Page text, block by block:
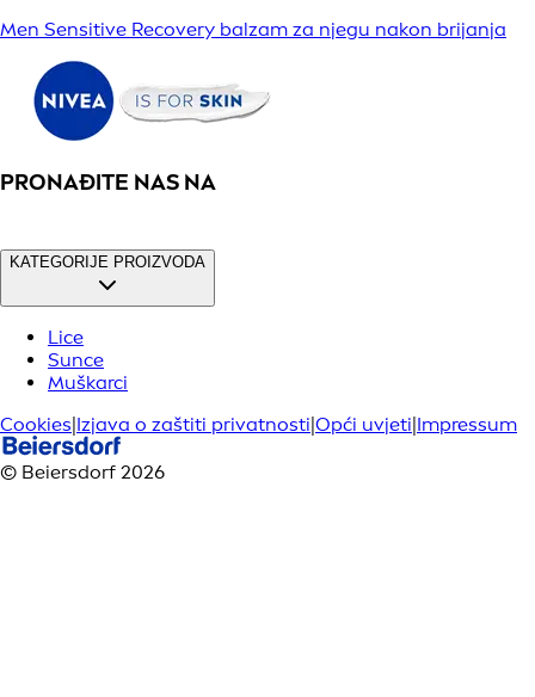
Men Sensitive Recovery balzam za njegu nakon brijanja
PRONAĐITE NAS NA
KATEGORIJE PROIZVODA
Lice
Sunce
Muškarci
Cookies Izjava o zaštiti privatnosti Opći uvjeti Impressum
© Beiersdorf 2026